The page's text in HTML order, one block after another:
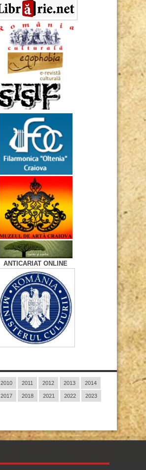
ANTICARIAT ONLINE
2010 2011 2012 2013 2014
2017 2018 2021 2022 2023